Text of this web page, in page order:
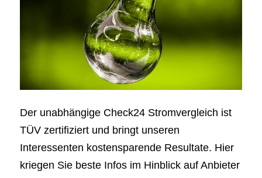
Der unabhängige Check24 Stromvergleich ist
TÜV zertifiziert und bringt unseren
Interessenten kostensparende Resultate. Hier
kriegen Sie beste Infos im Hinblick auf Anbieter